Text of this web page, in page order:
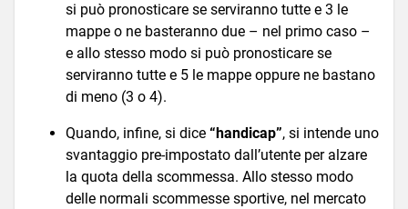
si può pronosticare se serviranno tutte e 3 le
mappe o ne basteranno due – nel primo caso –
e allo stesso modo si può pronosticare se
serviranno tutte e 5 le mappe oppure ne bastano
di meno (3 o 4).
Quando, infine, si dice “handicap”, si intende uno
svantaggio pre-impostato dall’utente per alzare
la quota della scommessa. Allo stesso modo
delle normali scommesse sportive, nel mercato